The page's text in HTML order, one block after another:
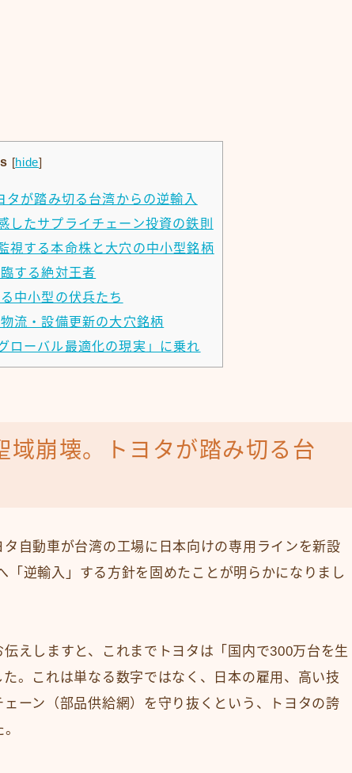
[hide]
が踏み切る台湾からの逆輸入
したサプライチェーン投資の鉄則
視する本命株と大穴の中小型銘柄
する絶対王者
中小型の伏兵たち
流・設備更新の大穴銘柄
ローバル最適化の現実」に乗れ
域崩壊。トヨタが踏み切る台
自動車が台湾の工場に日本向けの専用ラインを新設
「逆輸入」する方針を固めたことが明らかになりまし
えしますと、これまでトヨタは「国内で300万台を生
。これは単なる数字ではなく、日本の雇用、高い技
ーン（部品供給網）を守り抜くという、トヨタの誇